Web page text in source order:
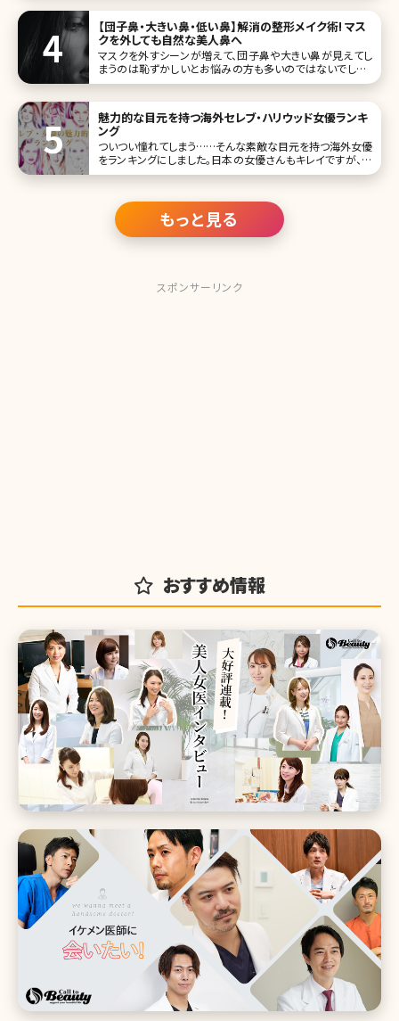
ば、やっぱりねえ……という努力を行っている方もいます。そ
れでは、彼女たちがどのよ
【団子鼻・大きい鼻・低い鼻】解消の整形メイク術! マス
クを外しても自然な美人鼻へ
マスクを外すシーンが増えて、団子鼻や大きい鼻が見えてし
まうのは恥ずかしいとお悩みの方も多いのではないでしょう
か。メイクで上手に隠したくても、シェーディングやハイライト
こで、今回は”マスクを外しても自然な美人鼻に見える簡単
メイクテクニック”
魅力的な目元を持つ海外セレブ・ハリウッド女優ランキ
ング
ついつい憧れてしまう……そんな素敵な目元を持つ海外女優
をランキングにしました。日本の女優さんもキレイですが、海
外のセレブ・女優さんにはまた違った魅力がありますよね。
位オードリー・ヘップバーン View this
もっと見る
スポンサーリンク
おすすめ情報